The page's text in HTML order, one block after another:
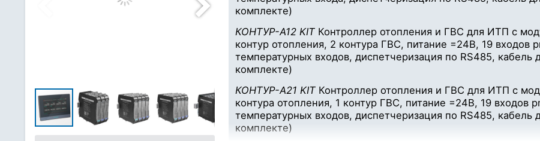
комплекте)
КОНТУР-А12 KIT Контроллер отопления и ГВС для ИТП с
контур отопления, 2 контура ГВС, питание =24В, 19 входов
температурных входов, диспетчеризация по RS485, кабель
комплекте)
КОНТУР-А21 KIT Контроллер отопления и ГВС для ИТП с
контура отопления, 1 контур ГВС, питание =24В, 19 входов
температурных входов, диспетчеризация по RS485, кабель
комплекте)